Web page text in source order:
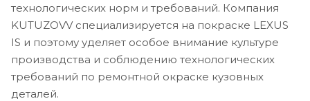
технологических норм и требований. Компания
KUTUZOVV специализируется на покраске LEXUS
IS и поэтому уделяет особое внимание культуре
производства и соблюдению технологических
требований по ремонтной окраске кузовных
деталей.